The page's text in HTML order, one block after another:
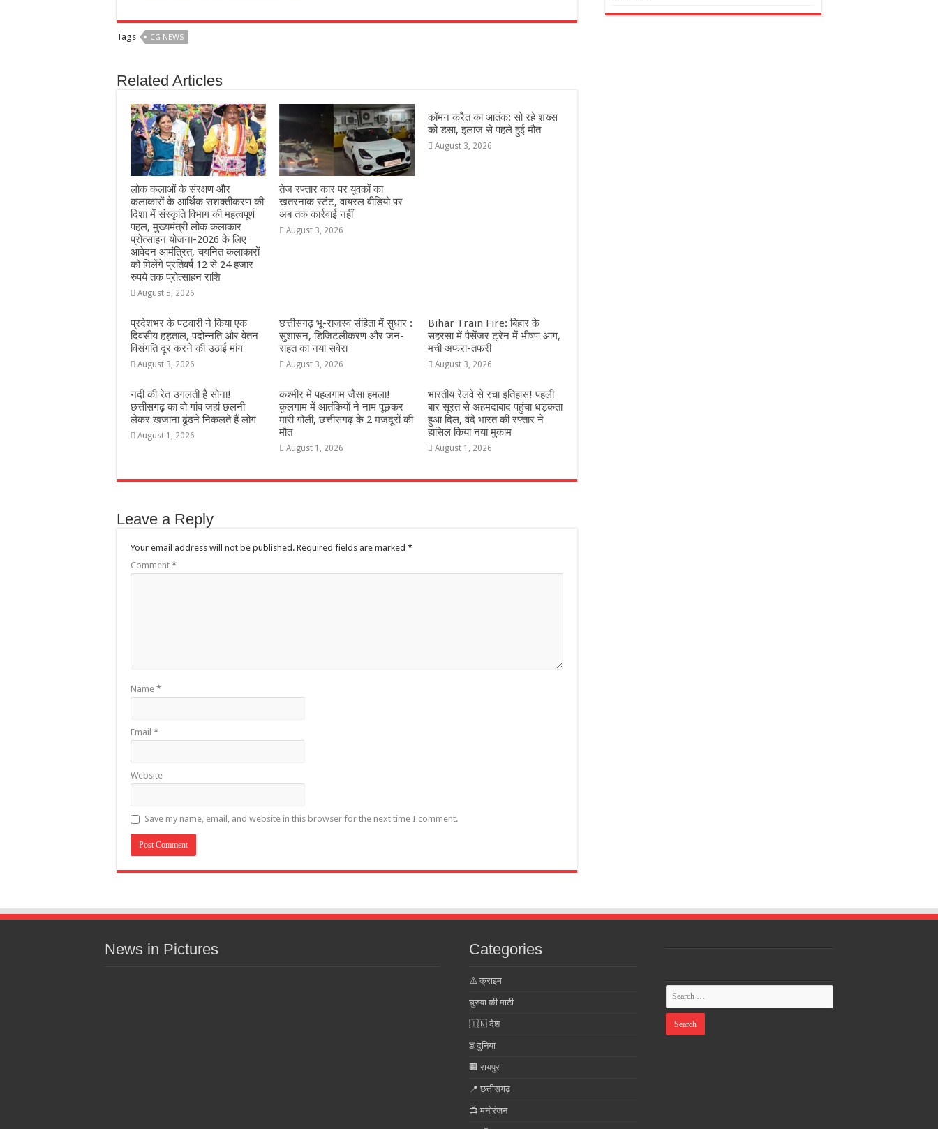
c
e
b
o
o
k
at
s
A
p
p
ss
n
g
e
r
itte ar
Tags CG NEWS
Related Articles
लोक कलाओं के संरक्षण और
कलाकारों के आर्थिक सशक्तीकरण की
दिशा में संस्कृति विभाग की महत्वपूर्ण
पहल, मुख्यमंत्री लोक कलाकार
प्रोत्साहन योजना-2026 के लिए
आवेदन आमंत्रित, चयनित कलाकारों
को मिलेंगे प्रतिवर्ष 12 से 24 हजार
रुपये तक प्रोत्साहन राशि
August 5, 2026
तेज रफ्तार कार पर युवकों का
खतरनाक स्टंट, वायरल वीडियो पर
अब तक कार्रवाई नहीं
August 3, 2026
कॉमन करैत का आतंक: सो रहे शख्स
को डसा, इलाज से पहले हुई मौत
August 3, 2026
प्रदेशभर के पटवारी ने किया एक
दिवसीय हड़ताल, पदोन्नति और वेतन
विसंगति दूर करने की उठाई मांग
August 3, 2026
छत्तीसगढ़ भू-राजस्व संहिता में सुधार :
सुशासन, डिजिटलीकरण और जन-
राहत का नया सवेरा
August 3, 2026
Bihar Train Fire: बिहार के
सहरसा में पैसेंजर ट्रेन में भीषण आग,
मची अफरा-तफरी
August 3, 2026
नदी की रेत उगलती है सोना!
छत्तीसगढ़ का वो गांव जहां छलनी
लेकर खजाना ढूंढने निकलते हैं लोग
August 1, 2026
कश्‍मीर में पहलगाम जैसा हमला!
कुलगाम में आतंकियों ने नाम पूछकर
मारी गोली, छत्तीसगढ़ के 2 मजदूरों की
मौत
August 1, 2026
भारतीय रेलवे से रचा इतिहास! पहली
बार सूरत से अहमदाबाद पहुंचा धड़कता
हुआ दिल, वंदे भारत की रफ्तार ने
हासिल किया नया मुकाम
August 1, 2026
Leave a Reply
Your email address will not be published. Required fields are marked *
Comment *
Name *
Email *
Website
Save my name, email, and website in this browser for the next time I comment.
News in Pictures Categories
⚠️ क्राइम
घुरुवा की माटी
🇮🇳 देश
🌐 दुनिया
🏢 रायपुर
📍 छत्तीसगढ़
📺 मनोरंजन